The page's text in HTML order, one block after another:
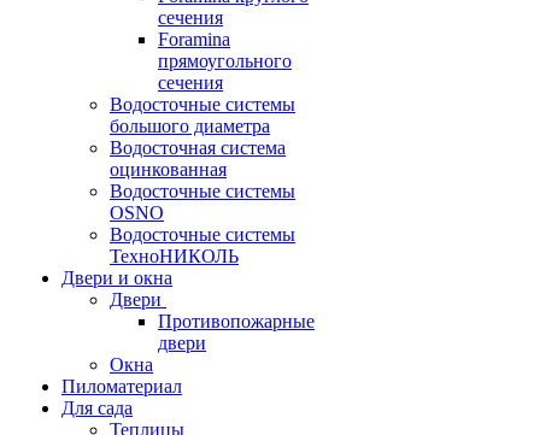
сечения
Foramina
прямоугольного
сечения
Водосточные системы
большого диаметра
Водосточная система
оцинкованная
Водосточные системы
OSNO
Водосточные системы
ТехноНИКОЛЬ
Двери и окна
Двери
Противопожарные
двери
Окна
Пиломатериал
Для сада
Теплицы